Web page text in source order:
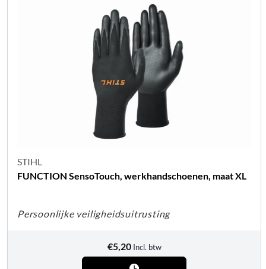
STIHL
FUNCTION SensoTouch, werkhandschoenen, maat XL
Persoonlijke veiligheidsuitrusting
€5,20 Incl. btw